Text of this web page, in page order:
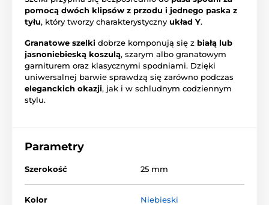
pomocą dwóch klipsów z przodu i jednego paska z
tyłu, który tworzy charakterystyczny układ Y.
Granatowe szelki dobrze komponują się z białą lub
jasnoniebieską koszulą, szarym albo granatowym
garniturem oraz klasycznymi spodniami. Dzięki
uniwersalnej barwie sprawdzą się zarówno podczas
eleganckich okazji, jak i w schludnym codziennym
stylu.
Parametry
Szerokość 25 mm
Kolor Niebieski